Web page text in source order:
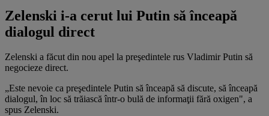
Zelenski i-a cerut lui Putin să înceapă
dialogul direct
Zelenski a făcut din nou apel la preşedintele rus Vladimir Putin să
negocieze direct.
„Este nevoie ca preşedintele Putin să înceapă să discute, să înceapă
dialogul, în loc să trăiască într-o bulă de informaţii fără oxigen", a
spus Zelenski.